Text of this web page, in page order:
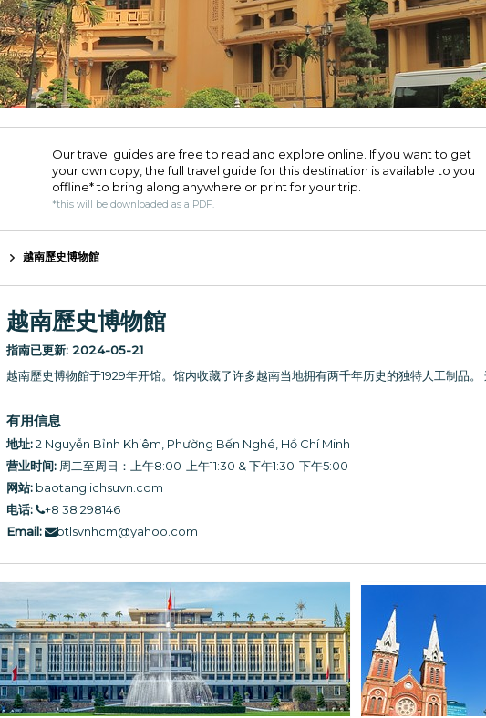
Our travel guides are free to read and explore online. If you want to get
your own copy, the full travel guide for this destination is available to you
offline* to bring along anywhere or print for your trip.​
*this will be downloaded as a PDF.
越南歷史博物館
越南歷史博物館
指南已更新: 2024-05-21
越南歷史博物館于1929年开馆。馆内收藏了许多越南当地拥有两千年历史的独特人工制品
有用信息
地址:2 Nguyễn Bỉnh Khiêm, Phường Bến Nghé, Hồ Chí Minh
营业时间: 周二至周日：上午8:00-上午11:30 & 下午1:30-下午5:00
网站: baotanglichsuvn.com
电话:
+8 38 298146
Email:
btlsvnhcm@yahoo.com